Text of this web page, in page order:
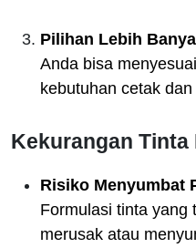
Pilihan Lebih
Anda bisa
kebutuhan cetak
Kekurangan Tinta
Risiko Menyumbat
Formulasi tinta yang
merusak atau